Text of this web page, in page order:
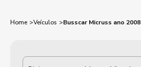
Home Veículos Busscar Micruss ano
Categoria